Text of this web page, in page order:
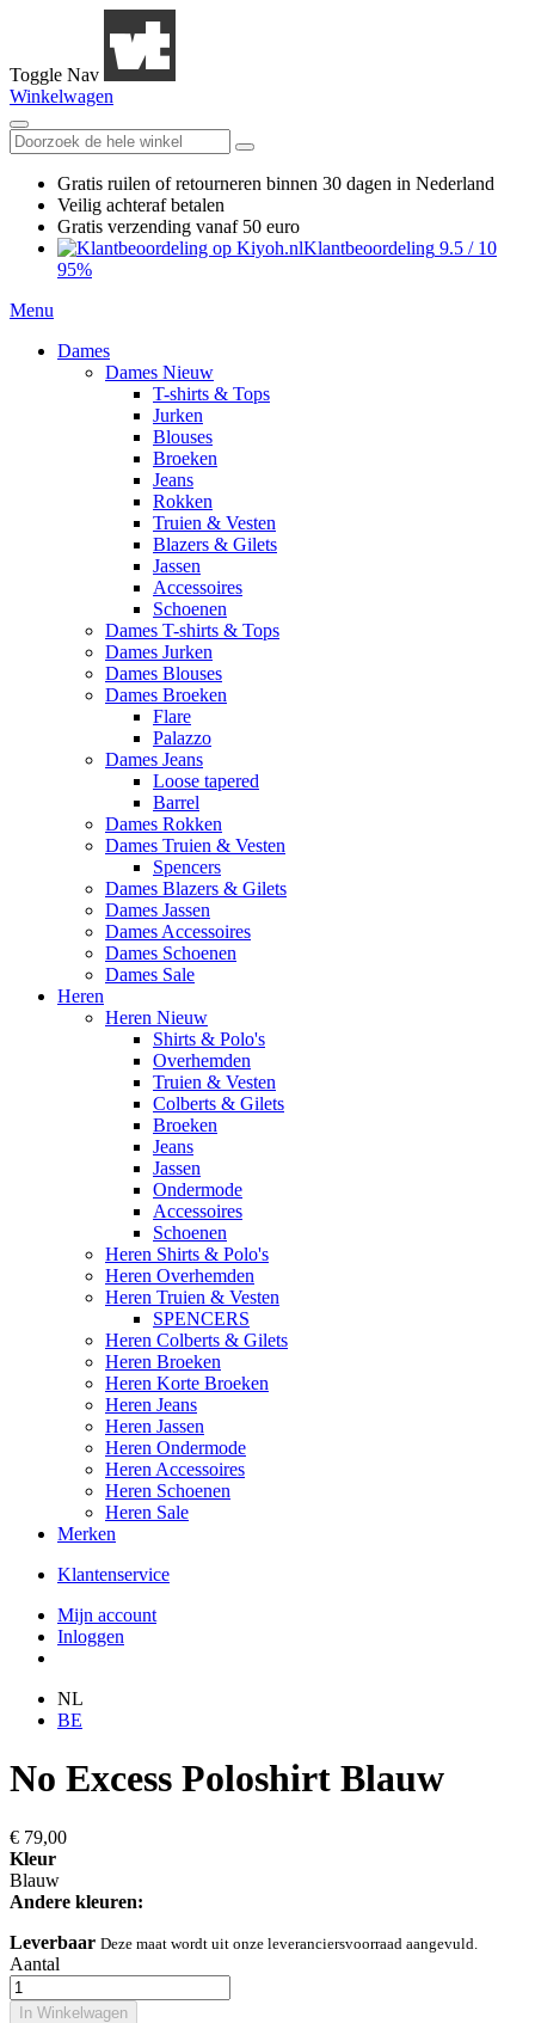
Toggle Nav
Winkelwagen
Gratis ruilen of retourneren binnen 30 dagen in Nederland
Veilig achteraf betalen
Gratis verzending vanaf 50 euro
Klantbeoordeling 9.5 / 10
95%
Menu
Dames
Dames Nieuw
T-shirts & Tops
Jurken
Blouses
Broeken
Jeans
Rokken
Truien & Vesten
Blazers & Gilets
Jassen
Accessoires
Schoenen
Dames T-shirts & Tops
Dames Jurken
Dames Blouses
Dames Broeken
Flare
Palazzo
Dames Jeans
Loose tapered
Barrel
Dames Rokken
Dames Truien & Vesten
Spencers
Dames Blazers & Gilets
Dames Jassen
Dames Accessoires
Dames Schoenen
Dames Sale
Heren
Heren Nieuw
Shirts & Polo's
Overhemden
Truien & Vesten
Colberts & Gilets
Broeken
Jeans
Jassen
Ondermode
Accessoires
Schoenen
Heren Shirts & Polo's
Heren Overhemden
Heren Truien & Vesten
SPENCERS
Heren Colberts & Gilets
Heren Broeken
Heren Korte Broeken
Heren Jeans
Heren Jassen
Heren Ondermode
Heren Accessoires
Heren Schoenen
Heren Sale
Merken
Klantenservice
Mijn account
Inloggen
NL
BE
No Excess Poloshirt Blauw
€ 79,00
Kleur
Blauw
Andere kleuren:
Leverbaar Deze maat wordt uit onze leveranciersvoorraad aangevuld.
Aantal
In Winkelwagen